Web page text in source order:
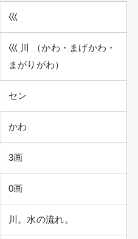
巛
巛 川 （かわ・まげかわ・
まがりがわ）
セン
かわ
3画
0画
川。水の流れ。